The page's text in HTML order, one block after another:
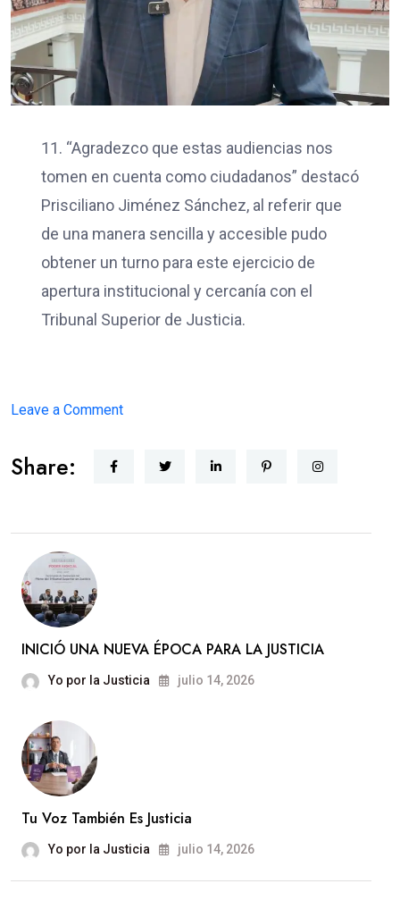
11. “Agradezco que estas audiencias nos
tomen en cuenta como ciudadanos” destacó
Prisciliano Jiménez Sánchez, al referir que
de una manera sencilla y accesible pudo
obtener un turno para este ejercicio de
apertura institucional y cercanía con el
Tribunal Superior de Justicia.
Leave a Commenton
CERCANA
Share:
INICIÓ UNA NUEVA ÉPOCA PARA LA JUSTICIA
Yo por la Justicia julio 14, 2026
Tu Voz También Es Justicia
Yo por la Justicia julio 14, 2026